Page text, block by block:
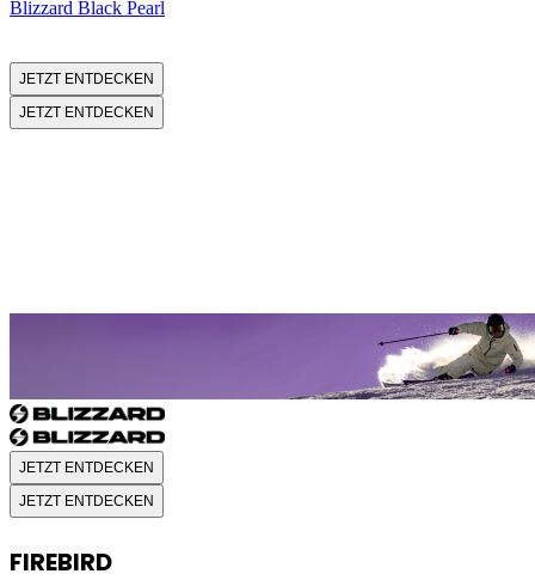
Blizzard Black Pearl
JETZT ENTDECKEN
JETZT ENTDECKEN
JETZT ENTDECKEN
JETZT ENTDECKEN
FIREBIRD